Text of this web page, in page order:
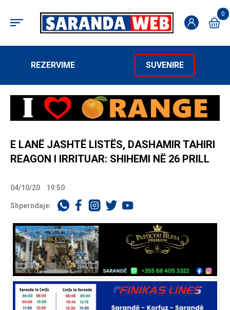
0
REZERVIME SUVENIRE
E LANË JASHTË LISTËS, DASHAMIR TAHIRI
REAGON I IRRITUAR: SHIHEMI NË 26 PRILL
04/10/20 19:50
Shperndaje: